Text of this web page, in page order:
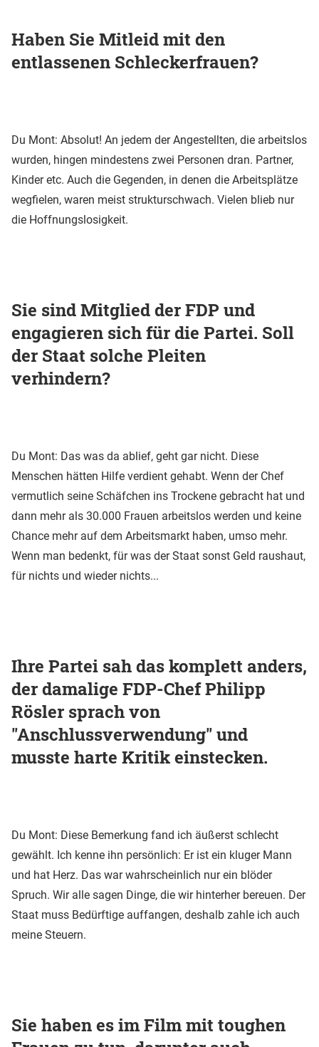
Haben Sie Mitleid mit den
entlassenen Schleckerfrauen?
Du Mont: Absolut! An jedem der Angestellten, die arbeitslos
wurden, hingen mindestens zwei Personen dran. Partner,
Kinder etc. Auch die Gegenden, in denen die Arbeitsplätze
wegfielen, waren meist strukturschwach. Vielen blieb nur
die Hoffnungslosigkeit.
Sie sind Mitglied der FDP und
engagieren sich für die Partei. Soll
der Staat solche Pleiten
verhindern?
Du Mont: Das was da ablief, geht gar nicht. Diese
Menschen hätten Hilfe verdient gehabt. Wenn der Chef
vermutlich seine Schäfchen ins Trockene gebracht hat und
dann mehr als 30.000 Frauen arbeitslos werden und keine
Chance mehr auf dem Arbeitsmarkt haben, umso mehr.
Wenn man bedenkt, für was der Staat sonst Geld raushaut,
für nichts und wieder nichts...
Ihre Partei sah das komplett anders,
der damalige FDP-Chef Philipp
Rösler sprach von
"Anschlussverwendung" und
musste harte Kritik einstecken.
Du Mont: Diese Bemerkung fand ich äußerst schlecht
gewählt. Ich kenne ihn persönlich: Er ist ein kluger Mann
und hat Herz. Das war wahrscheinlich nur ein blöder
Spruch. Wir alle sagen Dinge, die wir hinterher bereuen. Der
Staat muss Bedürftige auffangen, deshalb zahle ich auch
meine Steuern.
Sie haben es im Film mit toughen